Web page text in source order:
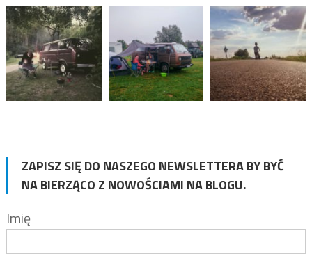
ZAPISZ SIĘ DO NASZEGO NEWSLETTERA BY BYĆ
NA BIERZĄCO Z NOWOŚCIAMI NA BLOGU.
Imię